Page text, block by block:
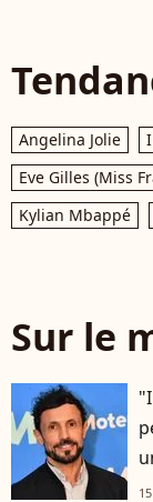
Angelina Jolie
Eve Gilles (Miss
Kylian Mbappé
Sur le